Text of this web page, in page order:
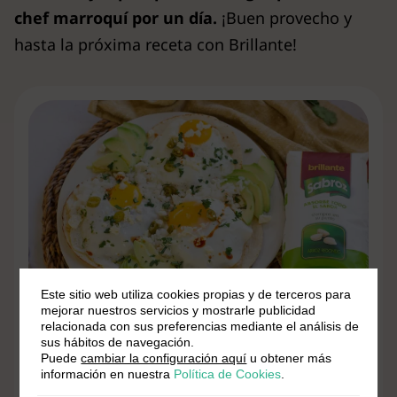
chef marroquí por un día. ¡Buen provecho y
hasta la próxima receta con Brillante!
¿Aún no lo has probado?
Este sitio web utiliza cookies propias y de terceros para
mejorar nuestros servicios y mostrarle publicidad
relacionada con sus preferencias mediante el análisis de
sus hábitos de navegación.
Puedecambiar la configuración aquí u obtener más
información en nuestra Política de Cookies